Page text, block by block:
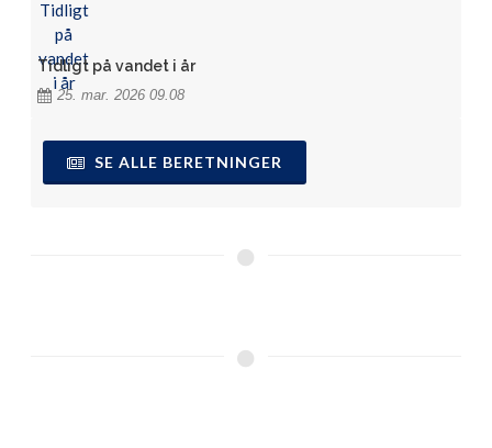
Tidligt på vandet i år
25. mar. 2026 09.08
SE ALLE BERETNINGER